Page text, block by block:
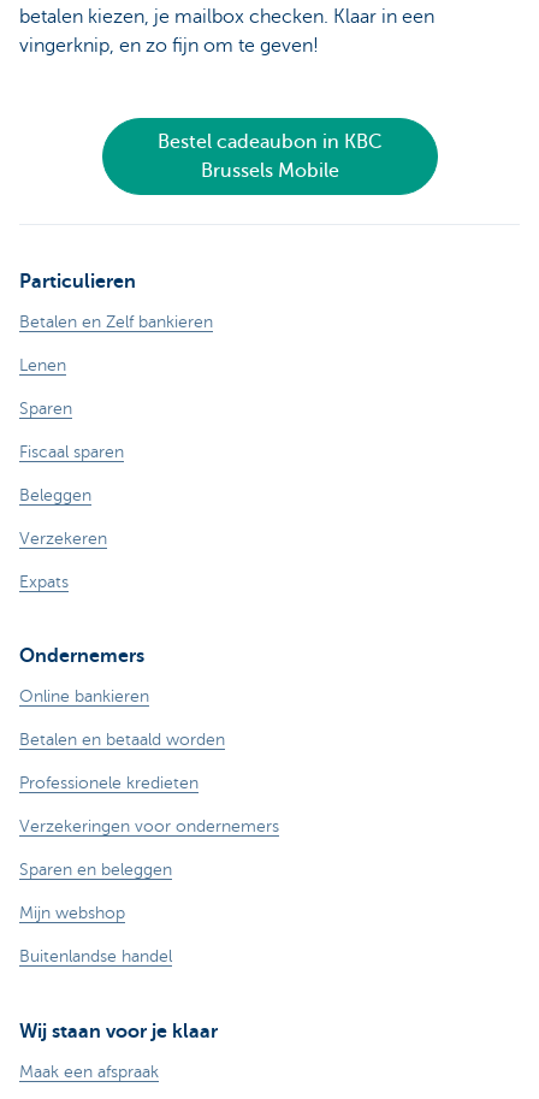
betalen kiezen, je mailbox checken. Klaar in een
vingerknip, en zo fijn om te geven!
Bestel cadeaubon in KBC
Brussels Mobile
Particulieren
Betalen en Zelf bankieren
Lenen
Sparen
Fiscaal sparen
Beleggen
Verzekeren
Expats
Ondernemers
Online bankieren
Betalen en betaald worden
Professionele kredieten
Verzekeringen voor ondernemers
Sparen en beleggen
Mijn webshop
Buitenlandse handel
Wij staan voor je klaar
Maak een afspraak